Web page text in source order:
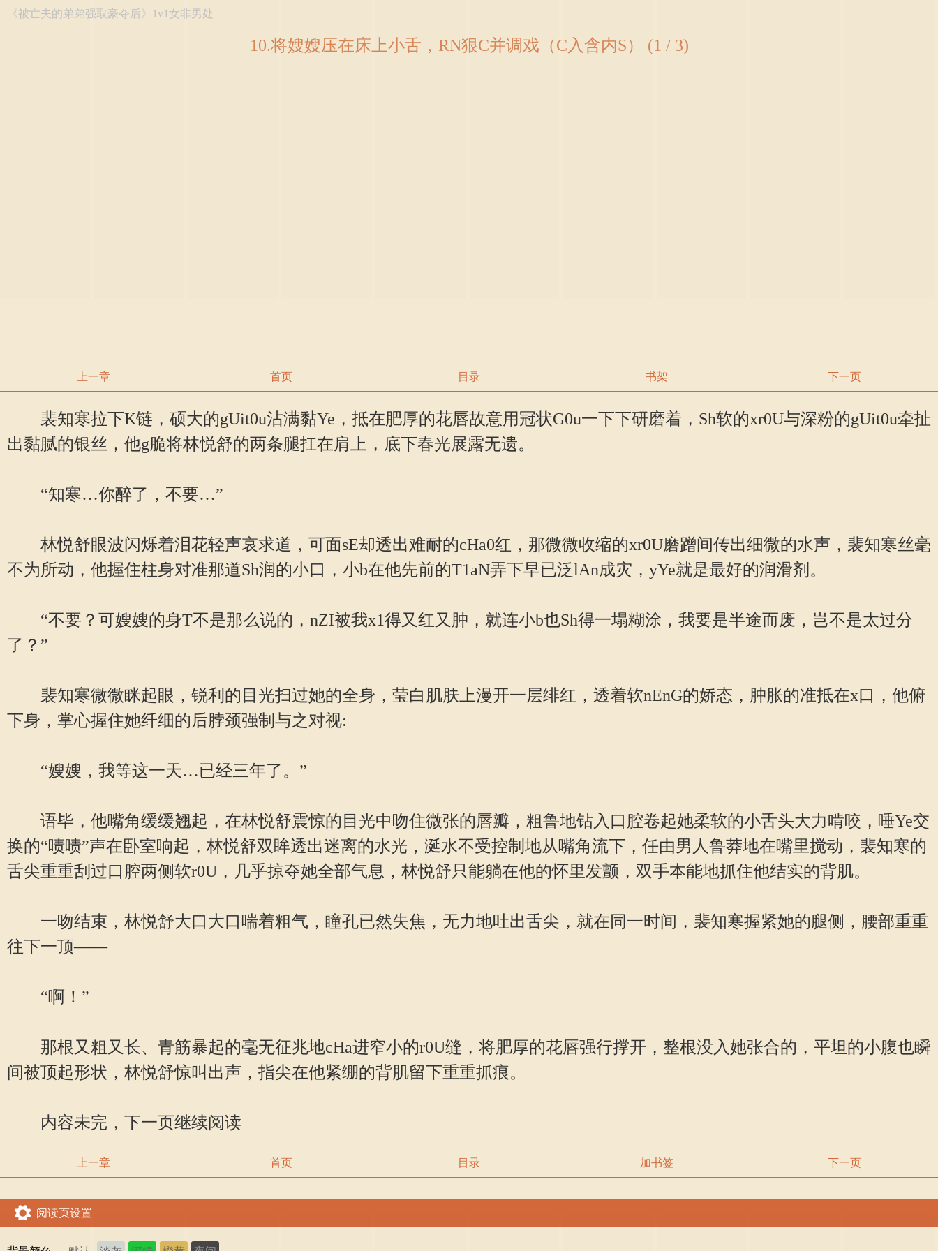
《被亡夫的弟弟强取豪夺后》1v1女非男处
10.将嫂嫂压在床上小舌，RN狠C并调戏（C入含内S） (1 / 3)
上一章 首页 目录 书架 下一页
裴知寒拉下K链，硕大的gUit0u沾满黏Ye，抵在肥厚的花唇故意用冠状G0u一下下研磨着，Sh软的xr0U与深粉的gUit0u牵扯
出黏腻的银丝，他g脆将林悦舒的两条腿扛在肩上，底下春光展露无遗。
“知寒…你醉了，不要…”
林悦舒眼波闪烁着泪花轻声哀求道，可面sE却透出难耐的cHa0红，那微微收缩的xr0U磨蹭间传出细微的水声，裴知寒丝毫
不为所动，他握住柱身对准那道Sh润的小口，小b在他先前的T1aN弄下早已泛lAn成灾，yYe就是最好的润滑剂。
“不要？可嫂嫂的身T不是那么说的，nZI被我x1得又红又肿，就连小b也Sh得一塌糊涂，我要是半途而废，岂不是太过分
了？”
裴知寒微微眯起眼，锐利的目光扫过她的全身，莹白肌肤上漫开一层绯红，透着软nEnG的娇态，肿胀的准抵在x口，他俯
下身，掌心握住她纤细的后脖颈强制与之对视:
“嫂嫂，我等这一天…已经三年了。”
语毕，他嘴角缓缓翘起，在林悦舒震惊的目光中吻住微张的唇瓣，粗鲁地钻入口腔卷起她柔软的小舌头大力啃咬，唾Ye交
换的“啧啧”声在卧室响起，林悦舒双眸透出迷离的水光，涎水不受控制地从嘴角流下，任由男人鲁莽地在嘴里搅动，裴知寒的
舌尖重重刮过口腔两侧软r0U，几乎掠夺她全部气息，林悦舒只能躺在他的怀里发颤，双手本能地抓住他结实的背肌。
一吻结束，林悦舒大口大口喘着粗气，瞳孔已然失焦，无力地吐出舌尖，就在同一时间，裴知寒握紧她的腿侧，腰部重重
往下一顶——
“啊！”
那根又粗又长、青筋暴起的毫无征兆地cHa进窄小的r0U缝，将肥厚的花唇强行撑开，整根没入她张合的，平坦的小腹也瞬
间被顶起形状，林悦舒惊叫出声，指尖在他紧绷的背肌留下重重抓痕。
内容未完，下一页继续阅读
上一章 首页 目录 加书签 下一页
阅读页设置